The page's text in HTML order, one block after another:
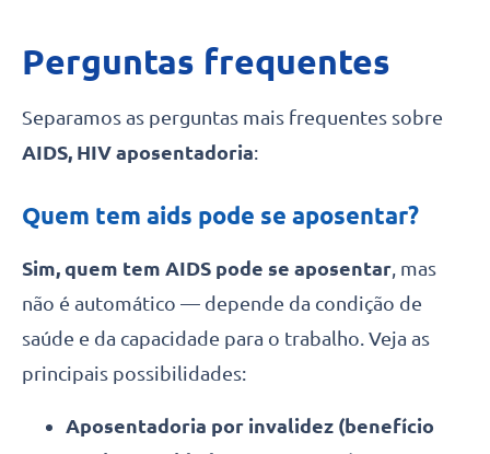
Perguntas frequentes
Separamos as perguntas mais frequentes sobre
AIDS, HIV aposentadoria:
Quem tem aids pode se aposentar?
Sim, quem tem AIDS pode se aposentar , mas
não é automático — depende da condição de
saúde e da capacidade para o trabalho. Veja as
principais possibilidades:
Aposentadoria por invalidez (benefício